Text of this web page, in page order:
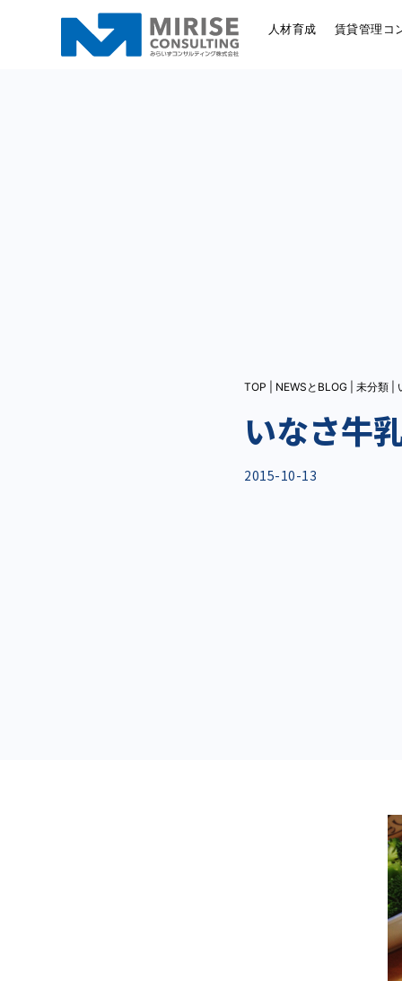
人材育成 賃貸管理コ
TOP NEWSとBLOG 未分類
いなさ牛
2015-10-13